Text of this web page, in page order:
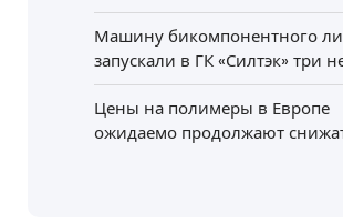
Машину бикомпонентного
запускали в ГК «Силтэк» три
Цены на полимеры в Европе
ожидаемо продолжают